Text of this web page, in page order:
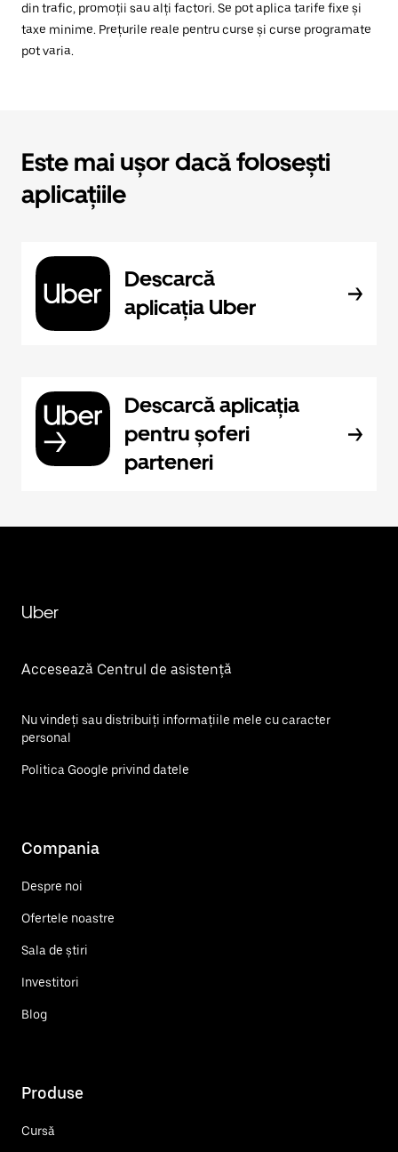
din trafic, promoții sau alți factori. Se pot aplica tarife fixe și
taxe minime. Prețurile reale pentru curse și curse programate
pot varia.
Este mai ușor dacă folosești
aplicațiile
Descarcă
aplicația Uber
Descarcă aplicația
pentru șoferi
parteneri
Uber
Accesează Centrul de asistență
Nu vindeți sau distribuiți informațiile mele cu caracter
personal
Politica Google privind datele
Compania
Despre noi
Ofertele noastre
Sala de știri
Investitori
Blog
Produse
Cursă